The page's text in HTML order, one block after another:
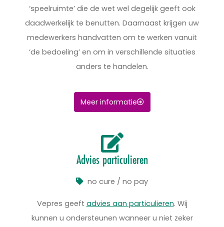
‘speelruimte’ die de wet wel degelijk geeft ook
daadwerkelijk te benutten. Daarnaast krijgen uw
medewerkers handvatten om te werken vanuit
‘de bedoeling’ en om in verschillende situaties
anders te handelen.
Meer informatie
Advies particulieren
no cure / no pay
Vepres geeft advies aan particulieren. Wij
kunnen u ondersteunen wanneer u niet zeker